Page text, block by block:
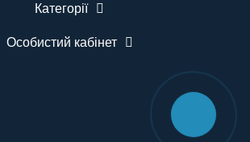
Категорії
Особистий кабінет